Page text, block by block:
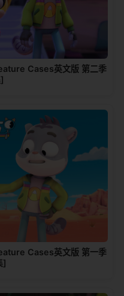
Cases英文版 第二季
Cases英文版 第一季
]